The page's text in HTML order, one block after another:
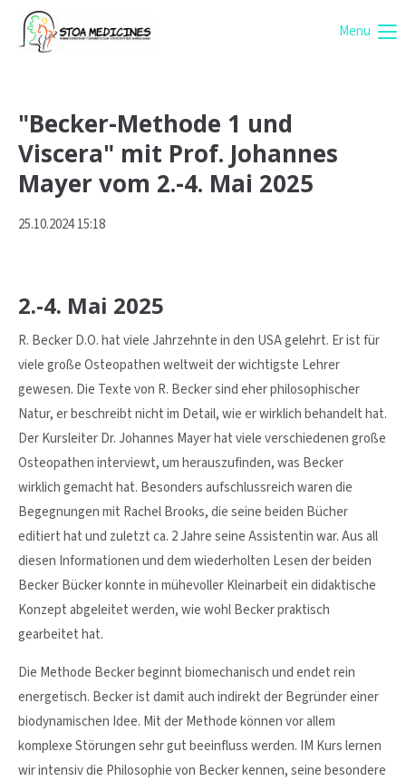
Login
Mot de passe
Register|Lost your password?
Support
Lorem ipsum dolor sit amet:
24h/ 365days
We offer support for our customers
Get in touch
376-293 City Road, Suite 600
San Francisco, CA 94102
Have any questions?
+44 1234 567 890
Menu
"Becker-Methode 1 und
Viscera" mit Prof. Johannes
Mayer vom 2.-4. Mai 2025
25.10.2024 15:18
2.-4. Mai 2025
R. Becker D.O. hat viele Jahrzehnte in den USA gelehrt. Er ist für
viele große Osteopathen weltweit der wichtigste Lehrer
gewesen. Die Texte von R. Becker sind eher philosophischer
Natur, er beschreibt nicht im Detail, wie er wirklich behandelt hat.
Der Kursleiter Dr. Johannes Mayer hat viele verschiedenen große
Osteopathen interviewt, um herauszufinden, was Becker
wirklich gemacht hat. Besonders aufschlussreich waren die
Begegnungen mit Rachel Brooks, die seine beiden Bücher
editiert hat und zuletzt ca. 2 Jahre seine Assistentin war. Aus all
diesen Informationen und dem wiederholten Lesen der beiden
Becker Bücker konnte in mühevoller Kleinarbeit ein didaktische
Konzept abgeleitet werden, wie wohl Becker praktisch
gearbeitet hat.
Die Methode Becker beginnt biomechanisch und endet rein
energetisch. Becker ist damit auch indirekt der Begründer einer
biodynamischen Idee. Mit der Methode können vor allem
komplexe Störungen sehr gut beeinfluss werden. IM Kurs lernen
wir intensiv die Philosophie von Becker kennen, seine besondere